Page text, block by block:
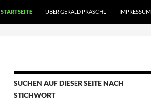
STARTSEITE ÜBER GERALD PRASCHL IMPRESSUM
SUCHEN AUF DIESER SEITE NACH
STICHWORT